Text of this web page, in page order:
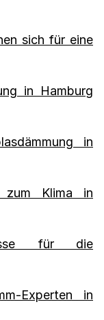
sich für eine
in Hamburg
in
zum Klima in
für die
Experten in